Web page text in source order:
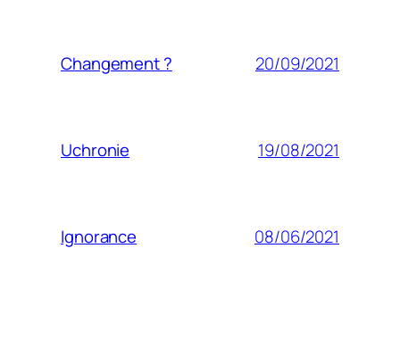
Changement ? 20/09/2021
Uchronie 19/08/2021
Ignorance 08/06/2021